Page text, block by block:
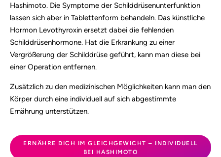
Hashimoto. Die Symptome der Schilddrüsenunterfunktion
lassen sich aber in Tablettenform behandeln. Das künstliche
Hormon Levothyroxin ersetzt dabei die fehlenden
Schilddrüsenhormone. Hat die Erkrankung zu einer
Vergrößerung der Schilddrüse geführt, kann man diese bei
einer Operation entfernen.
Zusätzlich zu den medizinischen Möglichkeiten kann man den
Körper durch eine individuell auf sich abgestimmte
Ernährung unterstützen.
ERNÄHRE DICH IM GLEICHGEWICHT – INDIVIDUELL
BEI HASHIMOTO